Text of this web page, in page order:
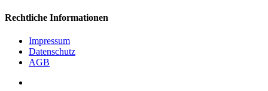
Rechtliche Informationen
Impressum
Datenschutz
AGB